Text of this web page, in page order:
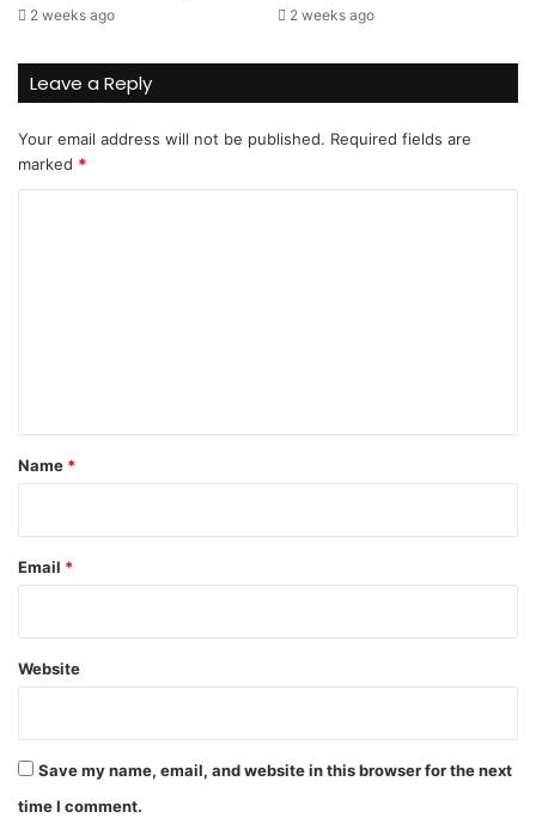
2 weeks ago 2 weeks ago
Leave a Reply
Your email address will not be published. Required fields are
marked *
*
Name *
Email *
Website
Save my name, email, and website in this browser for the next
time I comment.